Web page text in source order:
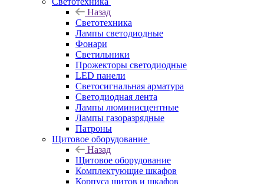
Назад
Светотехника
Лампы светодиодные
Фонари
Светильники
Прожекторы светодиодные
LED панели
Светосигнальная арматура
Светодиодная лента
Лампы люминисцентные
Лампы газоразрядные
Патроны
Щитовое оборудование
Назад
Щитовое оборудование
Комплектующие шкафов
Корпуса щитов и шкафов